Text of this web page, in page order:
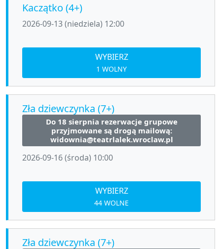
Kaczątko (4+)
2026-09-13 (niedziela) 12:00
WYBIERZ
1 WOLNY
Zła dziewczynka (7+)
Do 18 sierpnia rezerwacje grupowe
przyjmowane są drogą mailową:
widownia@teatrlalek.wroclaw.pl
2026-09-16 (środa) 10:00
WYBIERZ
44 WOLNE
Zła dziewczynka (7+)